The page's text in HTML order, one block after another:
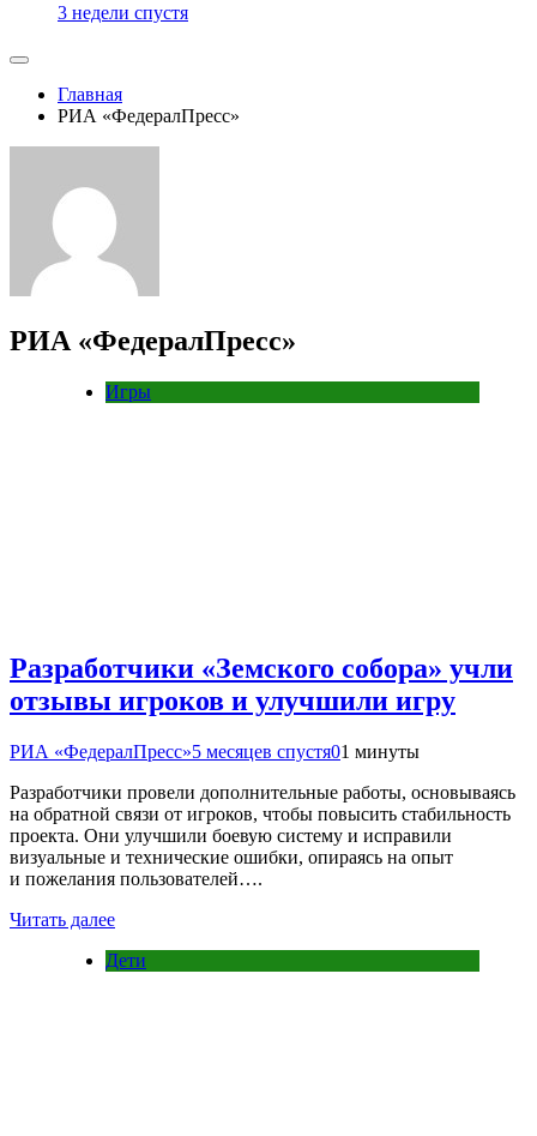
3 недели спустя
Главная
РИА «ФедералПресс»
РИА «ФедералПресс»
Игры
Разработчики «Земского собора» учли
отзывы игроков и улучшили игру
РИА «ФедералПресс»5 месяцев спустя01 минуты
Разработчики провели дополнительные работы, основываясь
на обратной связи от игроков, чтобы повысить стабильность
проекта. Они улучшили боевую систему и исправили
визуальные и технические ошибки, опираясь на опыт
и пожелания пользователей….
Читать далее
Дети